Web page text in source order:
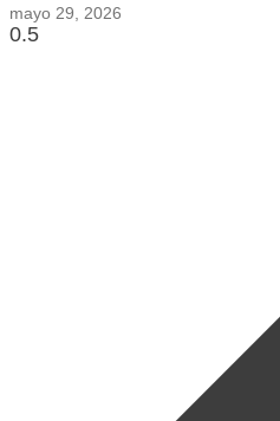
mayo 29, 2026